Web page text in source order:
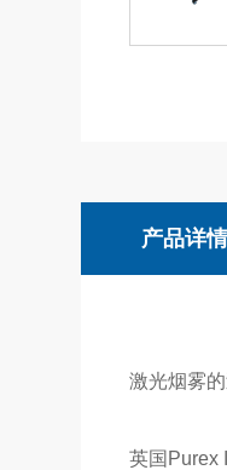
产品详
激光烟雾
英国Purex